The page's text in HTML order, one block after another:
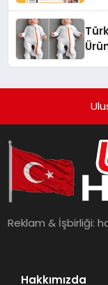
Reklam & İşbirliği:
Hakkımızda